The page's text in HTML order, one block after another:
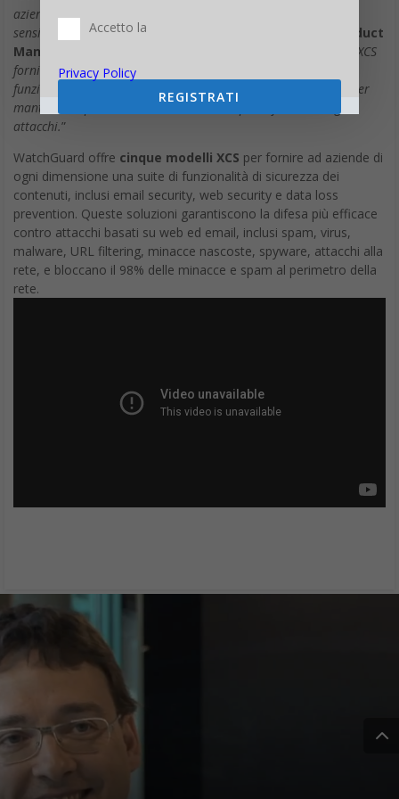
aziende, è essenziale mantenere informazioni importanti e
sensibili al sicuro,” spiega
Roger Klorese, Director of Product
Management di WatchGuard
La soluzione WatchGuard XCS
fornisce sicurezza del web e dei contenuti email, oltre a
funzionalità di gestione e di reportistica necessarie alle PMI per
mantenere i più alti livelli di sicurezza e per difendersi dagli
attacchi.”
WatchGuard offre cinque modelli XCS per fornire ad aziende di
ogni dimensione una suite di funzionalità di sicurezza dei
contenuti, inclusi email security, web security e data loss
prevention. Queste soluzioni garantiscono la difesa più efficace
contro attacchi basati su web ed email, inclusi spam, virus,
malware, URL filtering, minacce nascoste, spyware, attacchi alla
rete, e bloccano il 98% delle minacce e spam al perimetro della
rete.
Accetto la
Privacy Policy
REGISTRATI